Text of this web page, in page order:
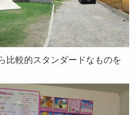
比較的スタンダードなものを